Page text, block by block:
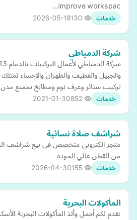
improve workspac…
خدمات 2026-05-18
شركة الدمياطي
والجبيل والقطيف والظهران والاحساء
تركيب ستائر وغرف نوم ومطابخ بجميع مدن
خدمات 2021-01-30
شراشف صلاة نسائية
متجر الكتروني متخصص فى بيع شراشف
من القطن عالي الجودة
خدمات 2026-04-30
المأكولات البحرية
نقدم لكم أجمل وألذ المأكولات البحرية